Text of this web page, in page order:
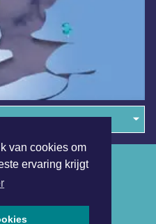
van cookies om
ervaring krijgt